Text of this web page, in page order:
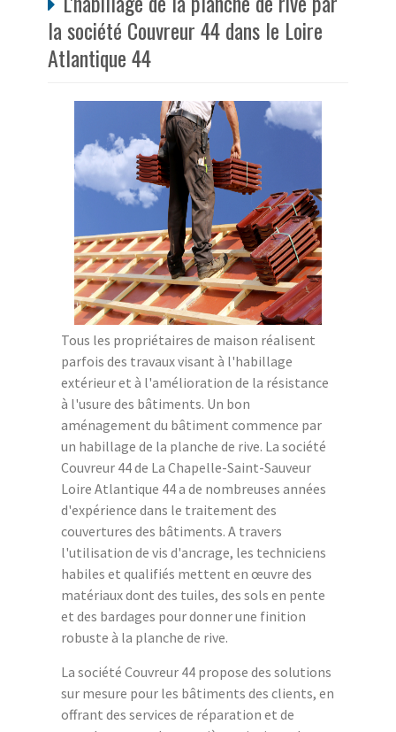
la société Couvreur 44 dans le Loire
Atlantique 44
Tous les propriétaires de maison réalisent
parfois des travaux visant à l'habillage
extérieur et à l'amélioration de la résistance
à l'usure des bâtiments. Un bon
aménagement du bâtiment commence par
un habillage de la planche de rive. La société
Couvreur 44 de La Chapelle-Saint-Sauveur
Loire Atlantique 44 a de nombreuses années
d'expérience dans le traitement des
couvertures des bâtiments. A travers
l'utilisation de vis d'ancrage, les techniciens
habiles et qualifiés mettent en œuvre des
matériaux dont des tuiles, des sols en pente
et des bardages pour donner une finition
robuste à la planche de rive.
La société Couvreur 44 propose des solutions
sur mesure pour les bâtiments des clients, en
offrant des services de réparation et de